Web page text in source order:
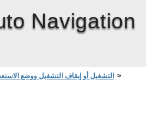
Navigation
التشغيل أو إيقاف التشغيل ووضع >